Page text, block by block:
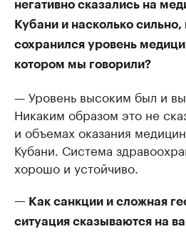
негативно сказались на
Кубани и насколько сильно,
сохранился уровень
котором мы говорили?
— Уровень высоким был и
Никаким образом это не
и объемах оказания
Кубани. Система
хорошо и устойчиво.
— Как санкции и сложная
ситуация сказываются на